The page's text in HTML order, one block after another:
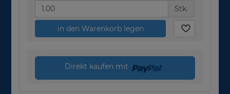
Stk.
in den Warenkorb legen
Direkt kaufen mit